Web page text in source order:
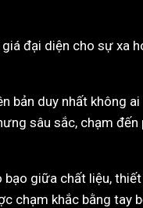
đại diện cho sự xa
bản duy nhất không
sâu sắc, chạm
giữa chất liệu,
chạm khắc bằng tay